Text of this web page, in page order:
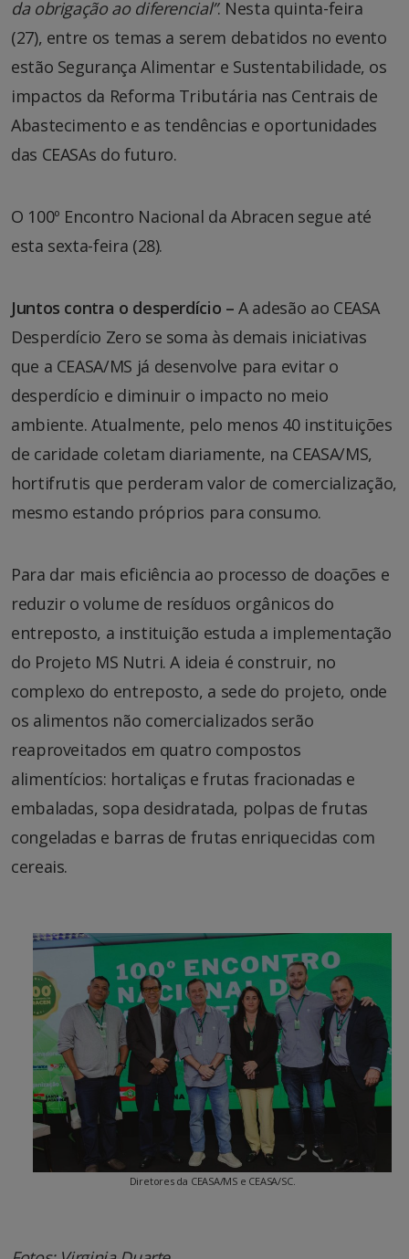
da obrigação ao diferencial”. Nesta quinta-feira
(27), entre os temas a serem debatidos no evento
estão Segurança Alimentar e Sustentabilidade, os
impactos da Reforma Tributária nas Centrais de
Abastecimento e as tendências e oportunidades
das CEASAs do futuro.
O 100º Encontro Nacional da Abracen segue até
esta sexta-feira (28).
Juntos contra o desperdício –A adesão ao CEASA
Desperdício Zero se soma às demais iniciativas
que a CEASA/MS já desenvolve para evitar o
desperdício e diminuir o impacto no meio
ambiente. Atualmente, pelo menos 40 instituições
de caridade coletam diariamente, na CEASA/MS,
hortifrutis que perderam valor de comercialização,
mesmo estando próprios para consumo.
Para dar mais eficiência ao processo de doações e
reduzir o volume de resíduos orgânicos do
entreposto, a instituição estuda a implementação
do Projeto MS Nutri. A ideia é construir, no
complexo do entreposto, a sede do projeto, onde
os alimentos não comercializados serão
reaproveitados em quatro compostos
alimentícios: hortaliças e frutas fracionadas e
embaladas, sopa desidratada, polpas de frutas
congeladas e barras de frutas enriquecidas com
cereais.
Diretores da CEASA/MS e CEASA/SC.